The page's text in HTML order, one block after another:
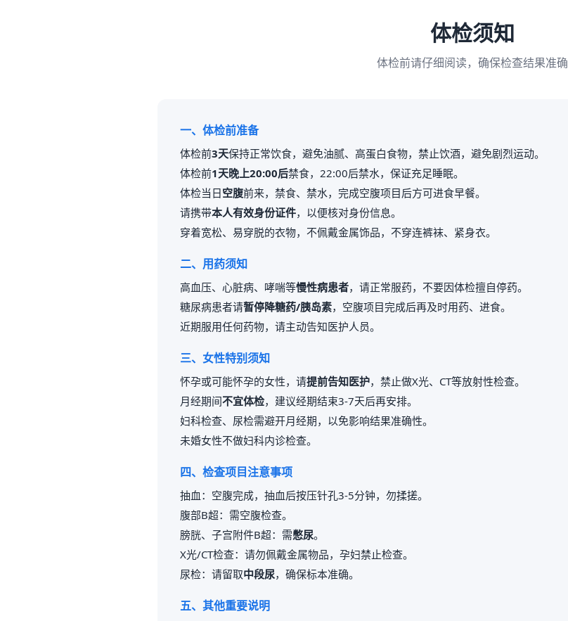
体检须知
体检前请仔细阅读，确保检查结果准确
一、体检前准备
体检前3天保持正常饮食，避免油腻、高蛋白食物，禁止饮酒，避免剧烈运动。
体检前1天晚上20:00后禁食，22:00后禁水，保证充足睡眠。
体检当日空腹前来，禁食、禁水，完成空腹项目后方可进食早餐。
请携带本人有效身份证件，以便核对身份信息。
穿着宽松、易穿脱的衣物，不佩戴金属饰品，不穿连裤袜、紧身衣。
二、用药须知
高血压、心脏病、哮喘等慢性病患者，请正常服药，不要因体检擅自停药。
糖尿病患者请暂停降糖药/胰岛素，空腹项目完成后再及时用药、进食。
近期服用任何药物，请主动告知医护人员。
三、女性特别须知
怀孕或可能怀孕的女性，请提前告知医护，禁止做X光、CT等放射性检查。
月经期间不宜体检，建议经期结束3-7天后再安排。
妇科检查、尿检需避开月经期，以免影响结果准确性。
未婚女性不做妇科内诊检查。
四、检查项目注意事项
抽血：空腹完成，抽血后按压针孔3-5分钟，勿揉搓。
腹部B超：需空腹检查。
膀胱、子宫附件B超：需憋尿。
X光/CT检查：请勿佩戴金属物品，孕妇禁止检查。
尿检：请留取中段尿，确保标本准确。
五、其他重要说明